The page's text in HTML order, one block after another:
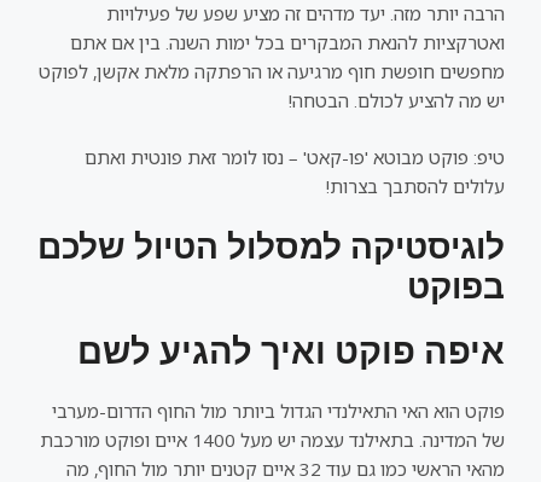
הרבה יותר מזה. יעד מדהים זה מציע שפע של פעילויות
ואטרקציות להנאת המבקרים בכל ימות השנה. בין אם אתם
מחפשים חופשת חוף מרגיעה או הרפתקה מלאת אקשן, לפוקט
יש מה להציע לכולם. הבטחה!
טיפ: פוקט מבוטא 'פו-קאט' – נסו לומר זאת פונטית ואתם
עלולים להסתבך בצרות!
לוגיסטיקה למסלול הטיול שלכם
בפוקט
איפה פוקט ואיך להגיע לשם
פוקט הוא האי התאילנדי הגדול ביותר מול החוף הדרום-מערבי
של המדינה. בתאילנד עצמה יש מעל 1400 איים ופוקט מורכבת
מהאי הראשי כמו גם עוד 32 איים קטנים יותר מול החוף, מה